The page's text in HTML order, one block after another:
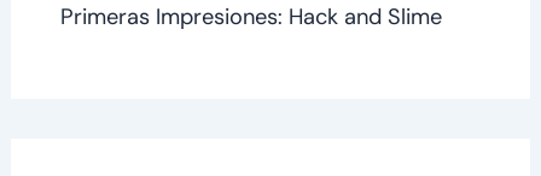
Primeras Impresiones: Hack and Slime